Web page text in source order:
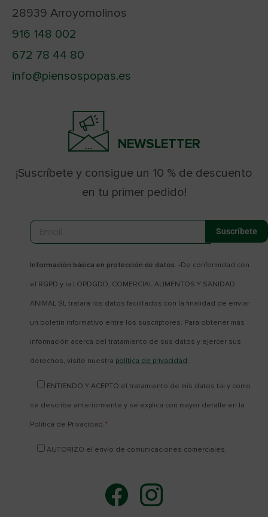
28939 Arroyomolinos
916 148 002
672 78 44 80
info@piensospopas.es
NEWSLETTER
¡Suscríbete y consigue un 10 % de descuento
en tu primer pedido!
Información básica en protección de datos. -De conformidad con
el RGPD y la LOPDGDD, COMERCIAL ALIMENTOS Y SANIDAD
ANIMAL SL tratará los datos facilitados con la finalidad de enviar
un boletín informativo entre los suscriptores. Para obtener más
información acerca del tratamiento de sus datos y ejercer sus
derechos, visite nuestra política de privacidad.
ENTIENDO Y ACEPTO el tratamiento de mis datos tal y como
se describe anteriormente y se explica con mayor detalle en la
Política de Privacidad.*
AUTORIZO el envío de comunicaciones comerciales.